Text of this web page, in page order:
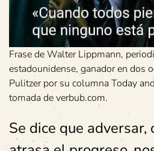
Frase de Walter Lippmann,
estadounidense, ganador en dos
Pulitzer por su columna Today
tomada de verbub.com.
Se dice que adversar,